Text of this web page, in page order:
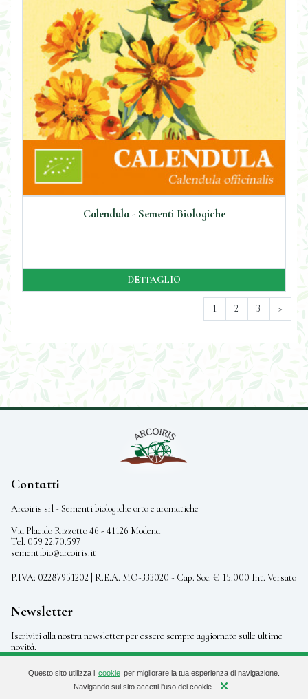
Calendula - Sementi Biologiche
DETTAGLIO
1 2 3 >
Contatti
Arcoiris srl - Sementi biologiche orto e aromatiche
Via Placido Rizzotto 46 - 41126 Modena
Tel. 059 22.70.597
sementibio@arcoiris.it
P.IVA: 02287951202 | R.E.A. MO-333020 - Cap. Soc. € 15.000 Int. Versato
Newsletter
Iscriviti alla nostra newsletter per essere sempre aggiornato sulle ultime
novità.
iscriviti
Questo sito utilizza i cookie per migliorare la tua esperienza di navigazione.
Navigando sul sito accetti l'uso dei cookie.